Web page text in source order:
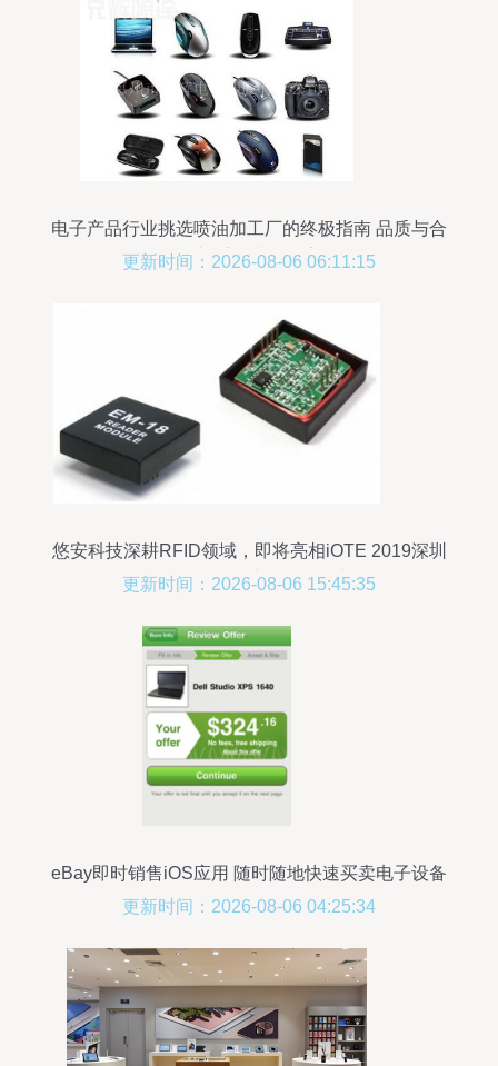
电子产品行业挑选喷油加工厂的终极指南 品质与合
作并重的决策要素
更新时间：2026-08-06 06:11:15
悠安科技深耕RFID领域，即将亮相iOTE 2019深圳
物联网展推动电子标签创新
更新时间：2026-08-06 15:45:35
eBay即时销售iOS应用 随时随地快速买卖电子设备
更新时间：2026-08-06 04:25:34